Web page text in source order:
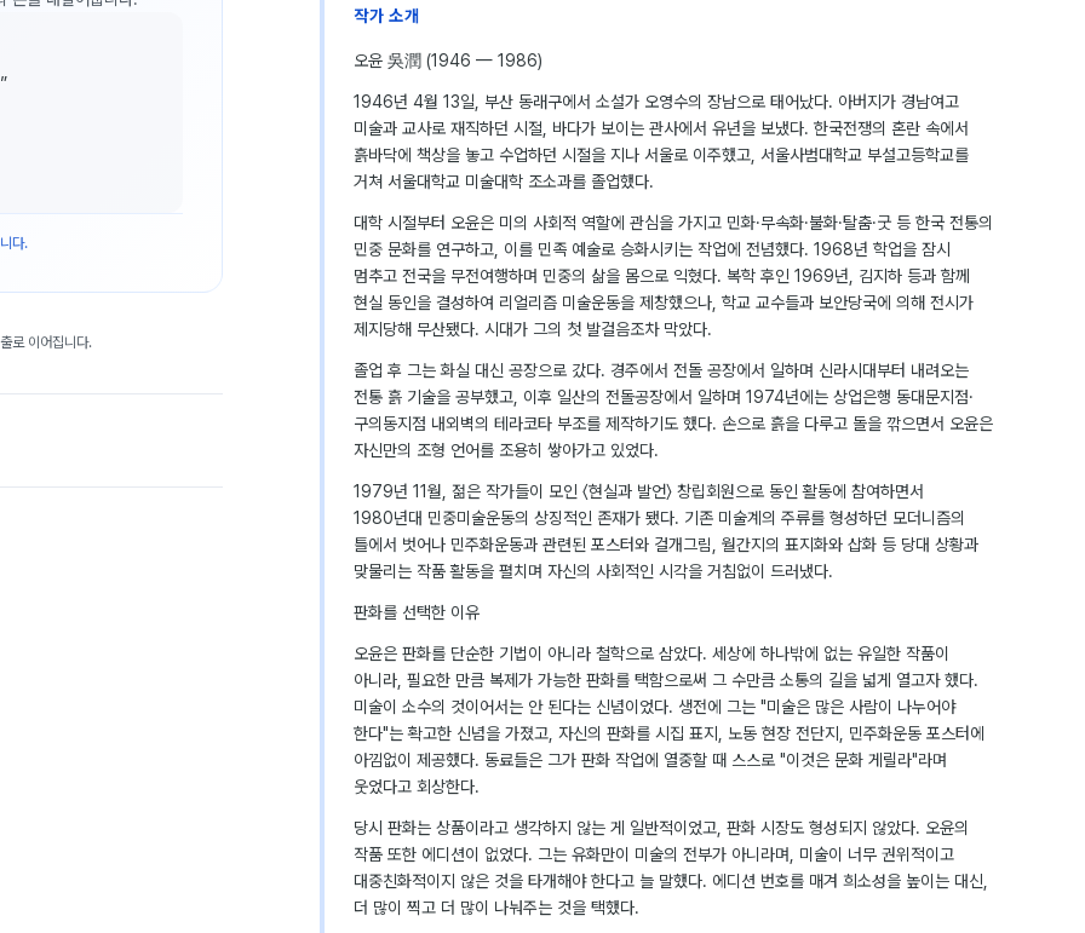
”
다.
로 이어집니다.
작가 소개
오윤 吳潤 (1946 — 1986)
1946년 4월 13일, 부산 동래구에서 소설가 오영수의 장남으로 태어났다. 아버지가 경남여고
미술과 교사로 재직하던 시절, 바다가 보이는 관사에서 유년을 보냈다. 한국전쟁의 혼란 속에서
흙바닥에 책상을 놓고 수업하던 시절을 지나 서울로 이주했고, 서울사범대학교 부설고등학교를
거쳐 서울대학교 미술대학 조소과를 졸업했다.
대학 시절부터 오윤은 미의 사회적 역할에 관심을 가지고 민화·무속화·불화·탈춤·굿 등 한국 전통의
민중 문화를 연구하고, 이를 민족 예술로 승화시키는 작업에 전념했다. 1968년 학업을 잠시
멈추고 전국을 무전여행하며 민중의 삶을 몸으로 익혔다. 복학 후인 1969년, 김지하 등과 함께
현실 동인을 결성하여 리얼리즘 미술운동을 제창했으나, 학교 교수들과 보안당국에 의해 전시가
제지당해 무산됐다. 시대가 그의 첫 발걸음조차 막았다.
졸업 후 그는 화실 대신 공장으로 갔다. 경주에서 전돌 공장에서 일하며 신라시대부터 내려오는
전통 흙 기술을 공부했고, 이후 일산의 전돌공장에서 일하며 1974년에는 상업은행 동대문지점·
구의동지점 내외벽의 테라코타 부조를 제작하기도 했다. 손으로 흙을 다루고 돌을 깎으면서 오윤은
자신만의 조형 언어를 조용히 쌓아가고 있었다.
1979년 11월, 젊은 작가들이 모인 〈현실과 발언〉 창립회원으로 동인 활동에 참여하면서
1980년대 민중미술운동의 상징적인 존재가 됐다. 기존 미술계의 주류를 형성하던 모더니즘의
틀에서 벗어나 민주화운동과 관련된 포스터와 걸개그림, 월간지의 표지화와 삽화 등 당대 상황과
맞물리는 작품 활동을 펼치며 자신의 사회적인 시각을 거침없이 드러냈다.
판화를 선택한 이유
오윤은 판화를 단순한 기법이 아니라 철학으로 삼았다. 세상에 하나밖에 없는 유일한 작품이
아니라, 필요한 만큼 복제가 가능한 판화를 택함으로써 그 수만큼 소통의 길을 넓게 열고자 했다.
미술이 소수의 것이어서는 안 된다는 신념이었다. 생전에 그는 "미술은 많은 사람이 나누어야
한다"는 확고한 신념을 가졌고, 자신의 판화를 시집 표지, 노동 현장 전단지, 민주화운동 포스터에
아낌없이 제공했다. 동료들은 그가 판화 작업에 열중할 때 스스로 "이것은 문화 게릴라"라며
웃었다고 회상한다.
당시 판화는 상품이라고 생각하지 않는 게 일반적이었고, 판화 시장도 형성되지 않았다. 오윤의
작품 또한 에디션이 없었다. 그는 유화만이 미술의 전부가 아니라며, 미술이 너무 권위적이고
대중친화적이지 않은 것을 타개해야 한다고 늘 말했다. 에디션 번호를 매겨 희소성을 높이는 대신,
더 많이 찍고 더 많이 나눠주는 것을 택했다.